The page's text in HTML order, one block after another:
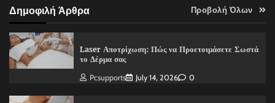
Δημοφιλή Άρθρα Προβολή Όλων
Laser Αποτρίχωση: Πώς να Προετοιμάσετε Σωστά
το Δέρμα σας
Pcsupports July 14, 2026 0